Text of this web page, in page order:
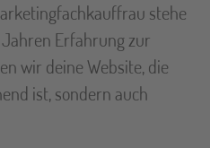
stehe
Erfahrung zur
wir deine Website, die
ist, sondern auch